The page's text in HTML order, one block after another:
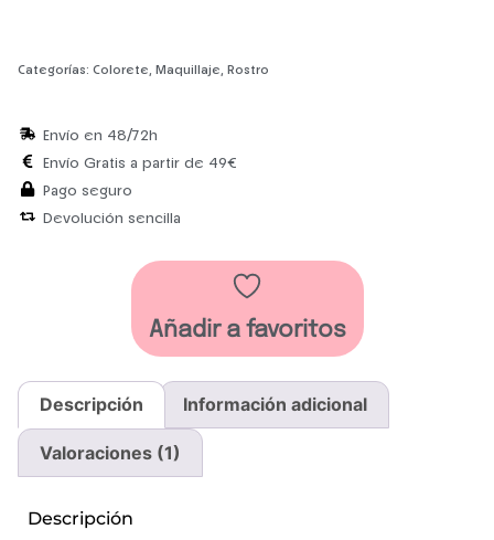
Categorías: Colorete Maquillaje Rostro
Envío en 48/72h
Envío Gratis a partir de 49€
Pago seguro
Devolución sencilla
Añadir a favoritos
Descripción Información adicional
Valoraciones (1)
Descripción